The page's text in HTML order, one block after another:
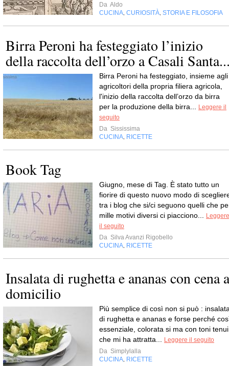
Da Aldo
CUCINA CURIOSITÀ STORIA E FILOSOFIA
Birra Peroni ha festeggiato l’inizio
della raccolta dell’orzo a Casali
Birra Peroni ha festeggiato, insieme agli
agricoltori della propria filiera agricola,
l'inizio della raccolta dell’orzo da birra
per la produzione della birra...
Leggere il
seguito
Da Sississima
CUCINA RICETTE
Book Tag
Giugno, mese di Tag. È stato tutto un
fiorire di questo nuovo modo di
tra i blog che si/ci seguono quelli che
mille motivi diversi ci piacciono...
Leggere
il seguito
Da Silva Avanzi Rigobello
CUCINA RICETTE
Insalata di rughetta e ananas con cena a
domicilio
Più semplice di così non si può :
di rughetta e ananas e forse perché
essenziale, colorata si ma con toni tenui
che mi ha attratta...
Leggere il seguito
Da Simplylalla
CUCINA RICETTE